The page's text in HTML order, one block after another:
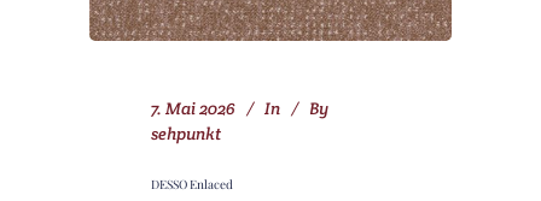
7. Mai 2026 In
By
sehpunkt
DESSO Enlaced